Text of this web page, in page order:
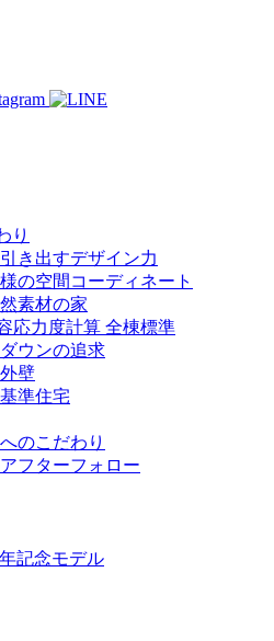
り
き出すデザイン力
の空間コーディネート
素材の家
応力度計算 全棟標準
ウンの追求
壁
準住宅
のこだわり
フターフォロー
記念モデル